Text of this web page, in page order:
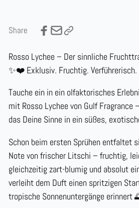
Share
Rosso Lychee – Der sinnliche
✨❤️ Exklusiv. Fruchtig.
Tauche ein in ein olfaktorisches
mit Rosso Lychee von Gulf Fragrance
das Deine Sinne in ein süßes,
Schon beim ersten Sprühen entfaltet
Note von frischer Litschi – fruchtig,
gleichzeitigzart-blumigund absolut
verleiht dem Duft einen spritzigen
tropische Sonnenuntergänge erinnert